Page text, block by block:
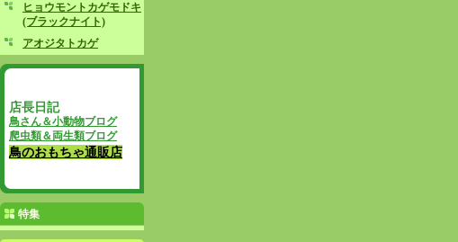
ヒョウモントカゲモドキ
(ブラックナイト)
アオジタトカゲ
店長日記
鳥さん＆小動物ブログ
爬虫類＆両生類ブログ
鳥のおもちゃ通販店
特集